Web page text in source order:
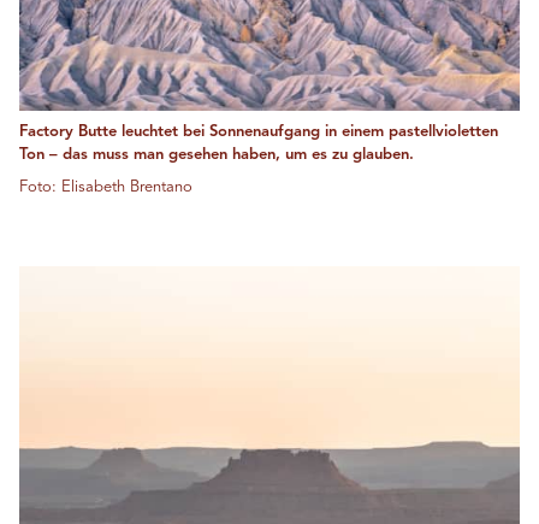
Factory Butte leuchtet bei Sonnenaufgang in einem pastellvioletten
Ton – das muss man gesehen haben, um es zu glauben.
Foto: Elisabeth Brentano